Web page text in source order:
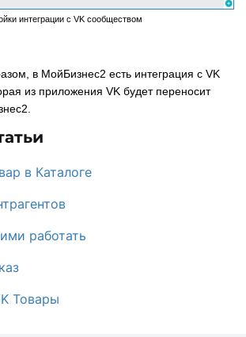
интеграции с VK сообществом
в МойБизнес2 есть интеграция с VK
из приложения VK будет переносит
в Каталоге
работать
Товары